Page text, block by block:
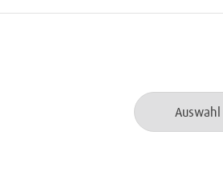
In der
IT-Kompetenz mit